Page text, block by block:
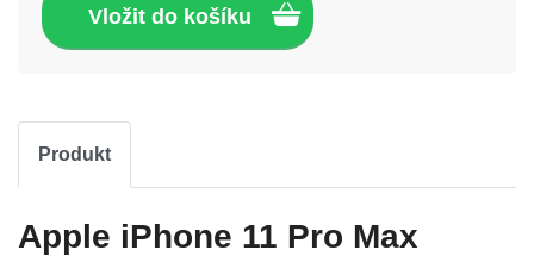
Produkt
Apple iPhone 11 Pro Max